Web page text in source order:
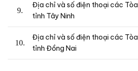
Địa chỉ và số điện thoại các
tỉnh Tây Ninh
Địa chỉ và số điện thoại các
tỉnh Đồng Nai